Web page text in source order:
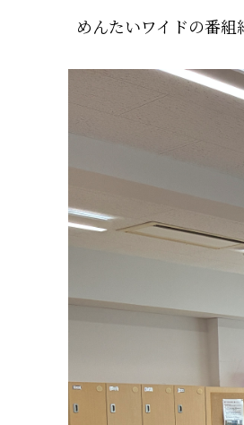
めんたいワイドの番組